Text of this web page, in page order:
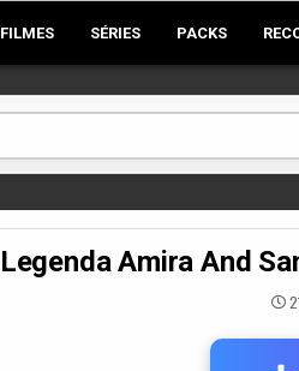
FILMES SÉRIES PACKS
Legenda Amira And